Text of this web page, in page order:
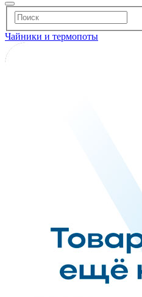
Чайники и термопоты